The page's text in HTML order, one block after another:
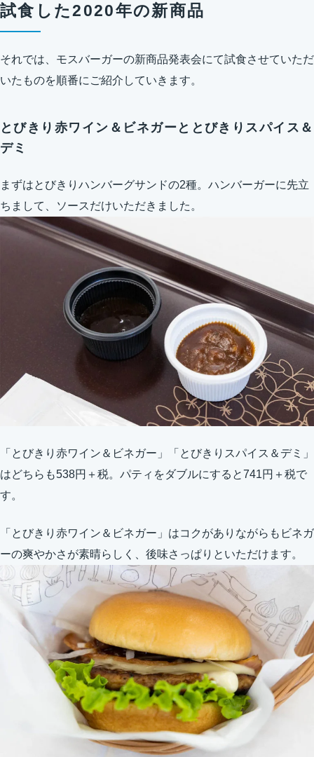
試食した2020年の新商品
それでは、モスバーガーの新商品発表会にて試食させていただ
いたものを順番にご紹介していきます。
とびきり赤ワイン＆ビネガーととびきりスパイス＆
デミ
まずはとびきりハンバーグサンドの2種。ハンバーガーに先立
ちまして、ソースだけいただきました。
「とびきり赤ワイン＆ビネガー」「とびきりスパイス＆デミ」
はどちらも538円＋税。パティをダブルにすると741円＋税で
す。
「とびきり赤ワイン＆ビネガー」はコクがありながらもビネガ
ーの爽やかさが素晴らしく、後味さっぱりといただけます。